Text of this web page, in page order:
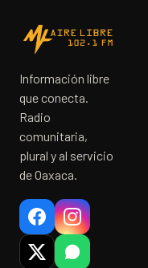
Información libre
que conecta.
Radio
comunitaria,
plural y al servicio
de Oaxaca.